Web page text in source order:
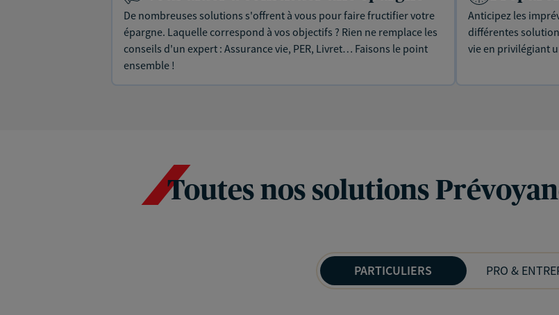
De nombreuses solutions s'offrent à vous pour faire fructifier votre
épargne. Laquelle correspond à vos objectifs ? Rien ne remplace les
conseils d'un expert : Assurance vie, PER, Livret… Faisons le point
ensemble !
Anticipez les
différentes
vie en privilégiant
Toutes nos solutions
PARTICULIERS PRO &